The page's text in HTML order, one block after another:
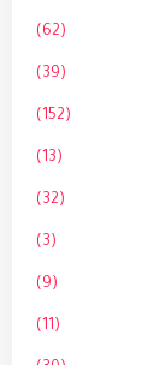
(62)
(39)
(152)
(13)
(32)
(3)
(9)
(11)